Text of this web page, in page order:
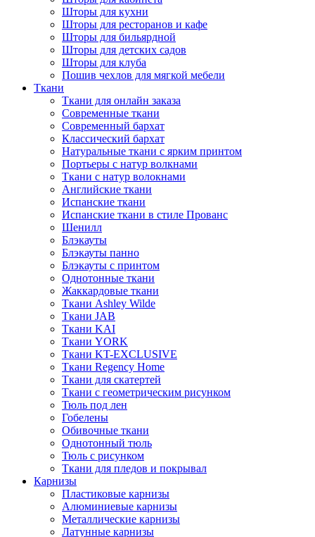
Шторы для кухни
Шторы для ресторанов и кафе
Шторы для бильярдной
Шторы для детских садов
Шторы для клуба
Пошив чехлов для мягкой мебели
Ткани
Ткани для онлайн заказа
Современные ткани
Современный бархат
Классический бархат
Натуральные ткани с ярким принтом
Портьеры с натур волкнами
Ткани с натур волокнами
Английские ткани
Испанские ткани
Испанские ткани в стиле Прованс
Шенилл
Блэкауты
Блэкауты панно
Блэкауты с принтом
Однотонные ткани
Жаккардовые ткани
Ткани Ashley Wilde
Ткани JAB
Ткани KAI
Ткани YORK
Ткани KT-EXCLUSIVE
Ткани Regency Home
Ткани для скатертей
Ткани с геометрическим рисунком
Тюль под лен
Гобелены
Обивочные ткани
Однотонный тюль
Тюль с рисунком
Ткани для пледов и покрывал
Карнизы
Пластиковые карнизы
Алюминиевые карнизы
Металлические карнизы
Латунные карнизы